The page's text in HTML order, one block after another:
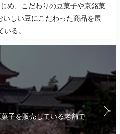
め、こだわりの豆菓子や京銘菓
しい豆にこだわった商品を展
る。
子を販売している老舗で